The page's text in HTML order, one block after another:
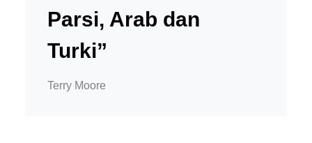
Parsi, Arab dan
Turki”
Terry Moore